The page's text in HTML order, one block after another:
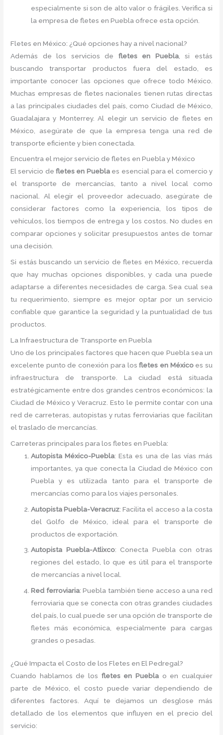
especialmente si son de alto valor o frágiles. Verifica si
la empresa de fletes en Puebla ofrece esta opción.
Fletes en México: ¿Qué opciones hay a nivel nacional?
Además de los servicios de fletes en Puebla, si estás
buscando transportar productos fuera del estado, es
importante conocer las opciones que ofrece todo México.
Muchas empresas de fletes nacionales tienen rutas directas
a las principales ciudades del país, como Ciudad de México,
Guadalajara y Monterrey. Al elegir un servicio de fletes en
México, asegúrate de que la empresa tenga una red de
transporte eficiente y bien conectada.
Encuentra el mejor servicio de fletes en Puebla y México
El servicio defletes en Pueblaes esencial para el comercio y
el transporte de mercancías, tanto a nivel local como
nacional. Al elegir el proveedor adecuado, asegúrate de
considerar factores como la experiencia, los tipos de
vehículos, los tiempos de entrega y los costos. No dudes en
comparar opciones y solicitar presupuestos antes de tomar
una decisión.
Si estás buscando un servicio de fletes en México, recuerda
que hay muchas opciones disponibles, y cada una puede
adaptarse a diferentes necesidades de carga. Sea cual sea
tu requerimiento, siempre es mejor optar por un servicio
confiable que garantice la seguridad y la puntualidad de tus
productos.
La Infraestructura de Transporte en Puebla
Uno de los principales factores que hacen que Puebla sea un
excelente punto de conexión para losfletes en Méxicoes su
infraestructura de transporte. La ciudad está situada
estratégicamente entre dos grandes centros económicos: la
Ciudad de México y Veracruz. Esto le permite contar con una
red de carreteras, autopistas y rutas ferroviarias que facilitan
el traslado de mercancías.
Carreteras principales para los fletes en Puebla:
Autopista México-Puebla: Esta es una de las vías más
importantes, ya que conecta la Ciudad de México con
Puebla y es utilizada tanto para el transporte de
mercancías como para los viajes personales.
Autopista Puebla-Veracruz: Facilita el acceso a la costa
del Golfo de México, ideal para el transporte de
productos de exportación.
Autopista Puebla-Atlixco: Conecta Puebla con otras
regiones del estado, lo que es útil para el transporte
de mercancías a nivel local.
Red ferroviaria: Puebla también tiene acceso a una red
ferroviaria que se conecta con otras grandes ciudades
del país, lo cual puede ser una opción de transporte de
fletes más económica, especialmente para cargas
grandes o pesadas.
¿Qué Impacta el Costo de los Fletes en El Pedregal?
Cuando hablamos de los fletes en Pueblao en cualquier
parte de México, el costo puede variar dependiendo de
diferentes factores. Aquí te dejamos un desglose más
detallado de los elementos que influyen en el precio del
servicio: